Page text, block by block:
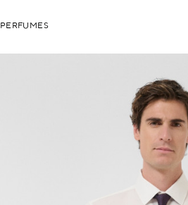
PERFUMES